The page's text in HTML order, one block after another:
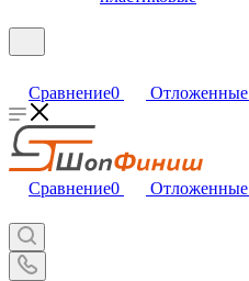
Сравнение0 Отложенные
Сравнение0 Отложенные